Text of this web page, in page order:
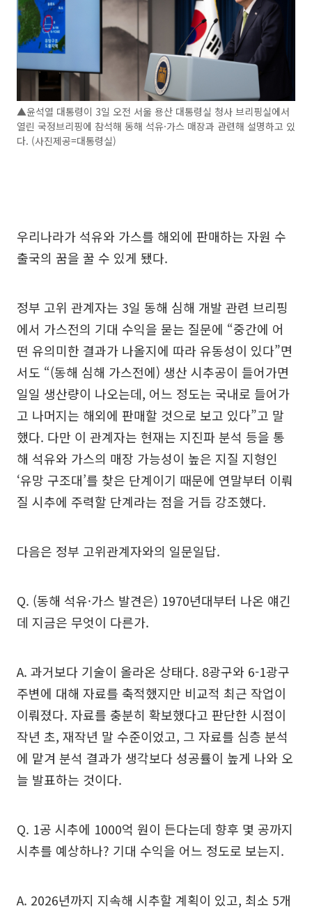
▲윤석열 대통령이 3일 오전 서울 용산 대통령실 청사 브리핑실에서
열린 국정브리핑에 참석해 동해 석유·가스 매장과 관련해 설명하고 있
다. (사진제공=대통령실)
우리나라가 석유와 가스를 해외에 판매하는 자원 수
출국의 꿈을 꿀 수 있게 됐다.
정부 고위 관계자는 3일 동해 심해 개발 관련 브리핑
에서 가스전의 기대 수익을 묻는 질문에 “중간에 어
떤 유의미한 결과가 나올지에 따라 유동성이 있다”면
서도 “(동해 심해 가스전에) 생산 시추공이 들어가면
일일 생산량이 나오는데, 어느 정도는 국내로 들어가
고 나머지는 해외에 판매할 것으로 보고 있다”고 말
했다. 다만 이 관계자는 현재는 지진파 분석 등을 통
해 석유와 가스의 매장 가능성이 높은 지질 지형인
‘유망 구조대’를 찾은 단계이기 때문에 연말부터 이뤄
질 시추에 주력할 단계라는 점을 거듭 강조했다.
다음은 정부 고위관계자와의 일문일답.
Q. (동해 석유·가스 발견은) 1970년대부터 나온 얘긴
데 지금은 무엇이 다른가.
A. 과거보다 기술이 올라온 상태다. 8광구와 6-1광구
주변에 대해 자료를 축적했지만 비교적 최근 작업이
이뤄졌다. 자료를 충분히 확보했다고 판단한 시점이
작년 초, 재작년 말 수준이었고, 그 자료를 심층 분석
에 맡겨 분석 결과가 생각보다 성공률이 높게 나와 오
늘 발표하는 것이다.
Q. 1공 시추에 1000억 원이 든다는데 향후 몇 공까지
시추를 예상하나? 기대 수익을 어느 정도로 보는지.
A. 2026년까지 지속해 시추할 계획이 있고, 최소 5개